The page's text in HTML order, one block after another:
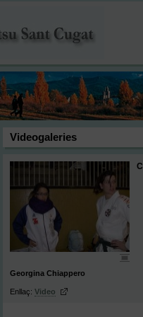
Videogaleries
Georgina Chiappero
Enllaç: Video